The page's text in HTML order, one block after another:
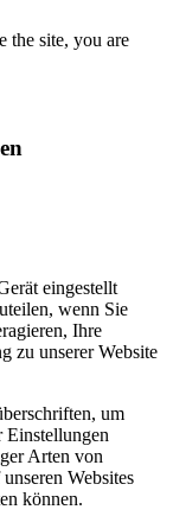
the site, you are
eingestellt
wenn Sie
Ihre
zu unserer Website
um
Einstellungen
Arten von
Websites
können.